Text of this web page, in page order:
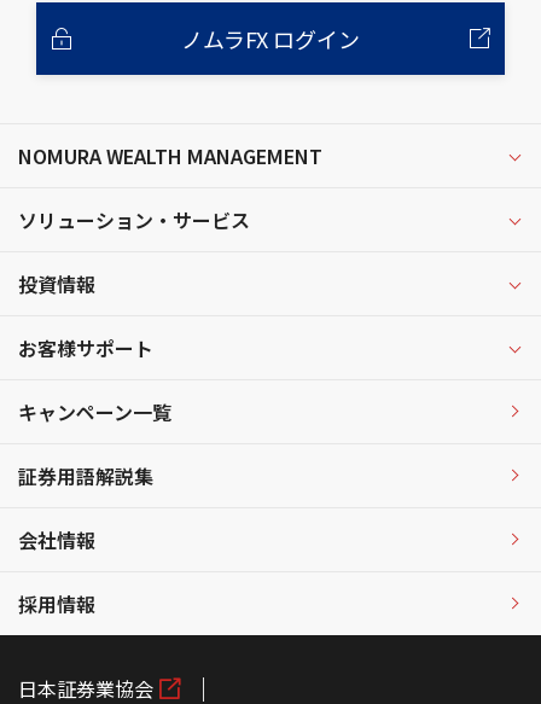
ノムラFX ログイン
NOMURA WEALTH MANAGEMENT
ソリューション・サービス
投資情報
お客様サポート
キャンペーン一覧
証券用語解説集
会社情報
採用情報
日本証券業協会